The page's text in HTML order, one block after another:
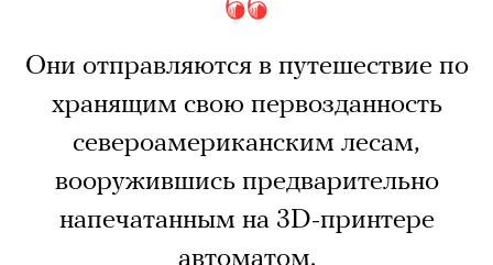
Они отправляются в путешествие по
хранящим свою первозданность
североамериканским лесам,
вооружившись предварительно
напечатанным на 3D-принтере
автоматом.